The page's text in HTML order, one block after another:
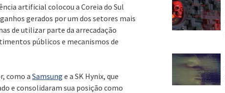
artificial colocou a Coreia do Sul
gerados por um dos setores mais
de utilizar parte da arrecadação
públicos e mecanismos de
como a Samsung e a SK Hynix, que
e consolidaram sua posição como